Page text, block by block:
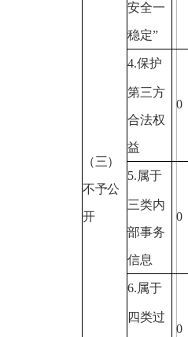
（三）
不予公
开
安全一
稳定”
4.保护
第三方
合法权
益
0
5.属于
三类内
部事务
信息
0
6.属于
四类过
0